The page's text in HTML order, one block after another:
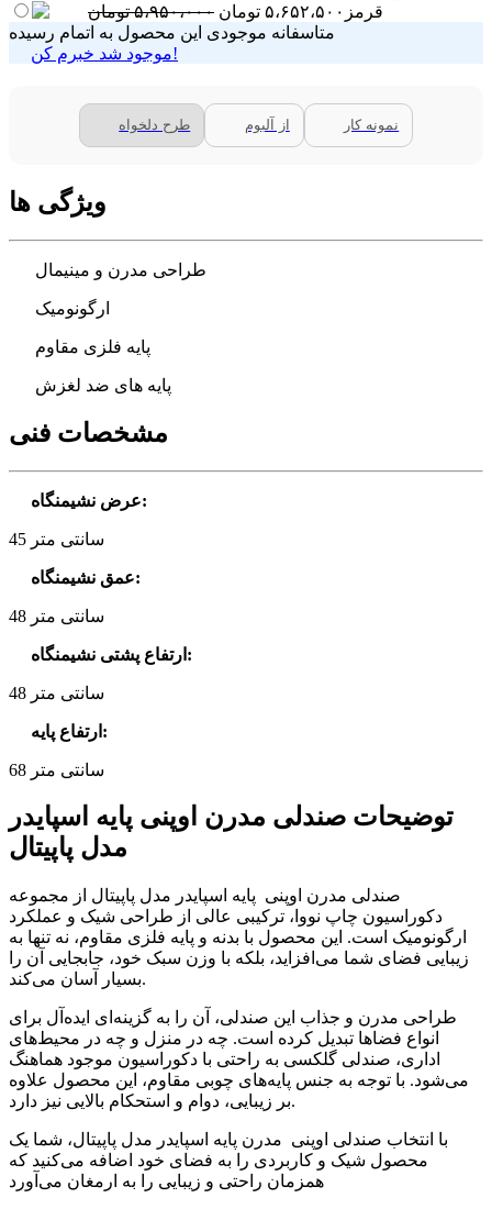
قرمز ۵،۶۵۲،۵۰۰ تومان ۵،۹۵۰،۰۰۰تومان
متاسفانه موجودی این محصول به اتمام رسیده
موجود شد خبرم کن!
طرح دلخواه از آلبوم نمونه کار
ویژگی ها
طراحی مدرن و مینیمال
ارگونومیک
پایه فلزی مقاوم
پایه های ضد لغزش
مشخصات فنی
عرض نشیمنگاه:
45 سانتی متر
عمق نشیمنگاه:
48 سانتی متر
ارتفاع پشتی نشیمنگاه :
48 سانتی متر
ارتفاع پایه :
68 سانتی متر
توضیحات صندلی مدرن اوپنی پایه اسپایدر
مدل پاپیتال
صندلی مدرن اوپنی پایه اسپایدر مدل پاپیتال از مجموعه
دکوراسیون چاپ نووا، ترکیبی عالی از طراحی شیک و عملکرد
ارگونومیک است. این محصول با بدنه و پایه فلزی مقاوم، نه تنها به
زیبایی فضای شما می‌افزاید، بلکه با وزن سبک خود، جابجایی آن را
بسیار آسان می‌کند.
طراحی مدرن و جذاب این صندلی، آن را به گزینه‌ای ایده‌آل برای
انواع فضاها تبدیل کرده است. چه در منزل و چه در محیط‌های
اداری، صندلی گلکسی به راحتی با دکوراسیون موجود هماهنگ
می‌شود. با توجه به جنس پایه‌های چوبی مقاوم، این محصول علاوه
بر زیبایی، دوام و استحکام بالایی نیز دارد.
با انتخاب صندلی اوپنی مدرن پایه اسپایدر مدل پاپیتال، شما یک
محصول شیک و کاربردی را به فضای خود اضافه می‌کنید که
همزمان راحتی و زیبایی را به ارمغان می‌آورد